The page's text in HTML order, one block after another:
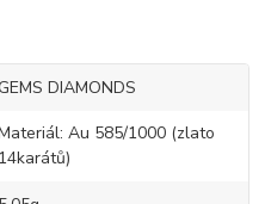
GEMS DIAMONDS
Au 585/1000 (zlato
14karátů)